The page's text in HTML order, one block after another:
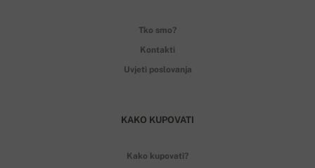
Tko smo?
Kontakti
Uvjeti poslovanja
KAKO KUPOVATI
Kako kupovati?